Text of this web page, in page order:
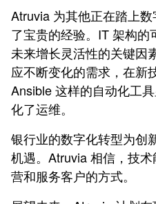
Atruvia 为其他正在踏上
了宝贵的经验。IT 架构
未来增长灵活性的关键因
应不断变化的需求，在新
Ansible 这样的自动化工
化了运维。
银行业的数字化转型为创
机遇。Atruvia 相信，技
营和服务客户的方式。